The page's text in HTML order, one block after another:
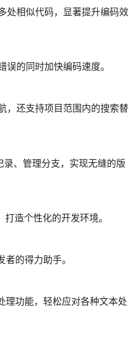
处相似代码，显著提升编码效
的同时加快编码速度。
，还支持项目范围内的搜索替
、管理分支，实现无缝的版
造个性化的开发环境。
的得力助手。
理功能，轻松应对各种文本处